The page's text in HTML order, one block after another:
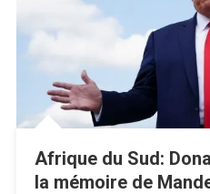
Afrique du Sud:
la mémoire de